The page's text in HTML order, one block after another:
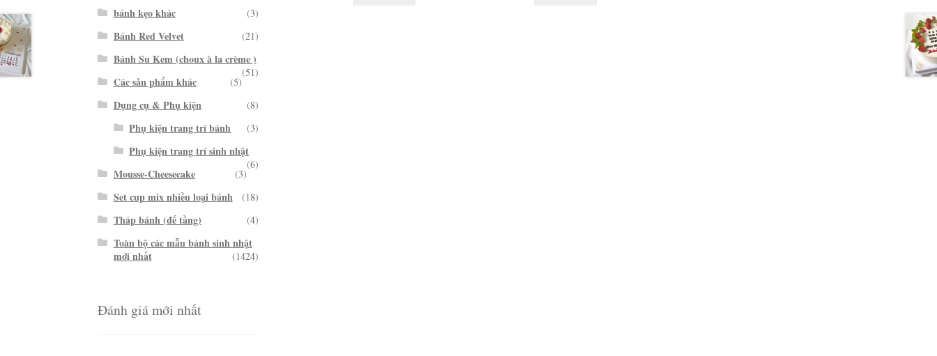
bánh kẹo khác (3)
Bánh Red Velvet (21)
Bánh Su Kem (choux à la crème )
(51)
Các sản phẩm khác (5)
Dụng cụ & Phụ kiện (8)
Phụ kiện trang trí bánh (3)
Phụ kiện trang trí sinh nhật
(6)
Mousse-Cheesecake (3)
Set cup mix nhiều loại bánh (18)
Tháp bánh (đế tầng) (4)
Toàn bộ các mẫu bánh sinh nhật
mới nhất
(1424)
Đánh giá mới nhất